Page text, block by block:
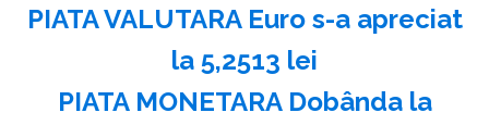
PIATA VALUTARA Euro s-a apreciat
la 5,2513 lei
PIATA MONETARA Dobânda la